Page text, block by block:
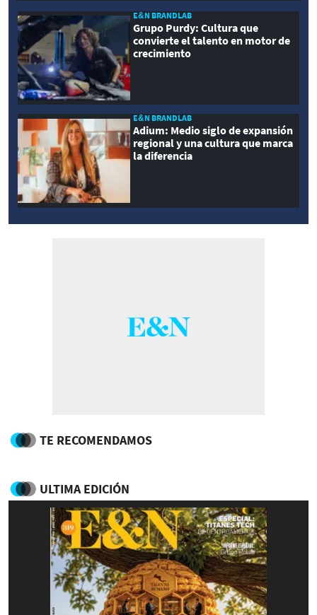
E&N BRANDLAB
Grupo Purdy: Cultura que
convierte el talento en motor de
crecimiento
E&N BRANDLAB
Adium: Medio siglo de expansión
regional y una cultura que marca
la diferencia
TE RECOMENDAMOS
ULTIMA EDICIÓN